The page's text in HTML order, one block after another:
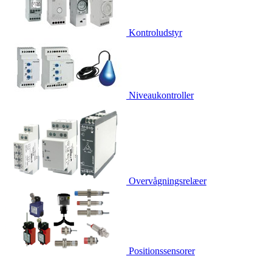
Kontroludstyr
Niveaukontroller
Overvågningsrelæer
Positionssensorer